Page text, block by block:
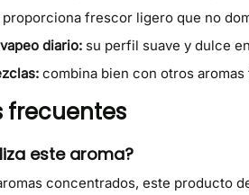
proporciona frescor ligero que no
diario: su perfil suave y dulce
combina bien con otros
frecuentes
este aroma?
concentrados, este producto